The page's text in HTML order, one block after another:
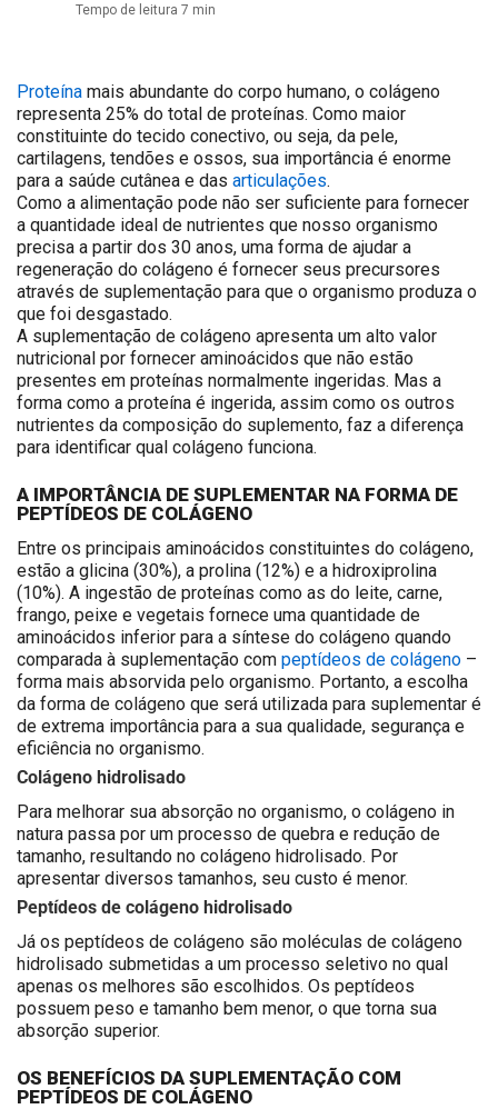
Tempo de leitura 7 min
Proteína mais abundante do corpo humano, o colágeno
representa 25% do total de proteínas. Como maior
constituinte do tecido conectivo, ou seja, da pele,
cartilagens, tendões e ossos, sua importância é enorme
para a saúde cutânea e das articulações.
Como a alimentação pode não ser suficiente para fornecer
a quantidade ideal de nutrientes que nosso organismo
precisa a partir dos 30 anos, uma forma de ajudar a
regeneração do colágeno é fornecer seus precursores
através de suplementação para que o organismo produza o
que foi desgastado.
A suplementação de colágeno apresenta um alto valor
nutricional por fornecer aminoácidos que não estão
presentes em proteínas normalmente ingeridas. Mas a
forma como a proteína é ingerida, assim como os outros
nutrientes da composição do suplemento, faz a diferença
para identificar qual colágeno funciona.
A IMPORTÂNCIA DE SUPLEMENTAR NA FORMA DE
PEPTÍDEOS DE COLÁGENO
Entre os principais aminoácidos constituintes do colágeno,
estão a glicina (30%), a prolina (12%) e a hidroxiprolina
(10%). A ingestão de proteínas como as do leite, carne,
frango, peixe e vegetais fornece uma quantidade de
aminoácidos inferior para a síntese do colágeno quando
comparada à suplementação com peptídeos de colágeno –
forma mais absorvida pelo organismo. Portanto, a escolha
da forma de colágeno que será utilizada para suplementar é
de extrema importância para a sua qualidade, segurança e
eficiência no organismo.
Colágeno hidrolisado
Para melhorar sua absorção no organismo, o colágeno in
natura passa por um processo de quebra e redução de
tamanho, resultando no colágeno hidrolisado. Por
apresentar diversos tamanhos, seu custo é menor.
Peptídeos de colágeno hidrolisado
Já os peptídeos de colágeno são moléculas de colágeno
hidrolisado submetidas a um processo seletivo no qual
apenas os melhores são escolhidos. Os peptídeos
possuem peso e tamanho bem menor, o que torna sua
absorção superior.
OS BENEFÍCIOS DA SUPLEMENTAÇÃO COM
PEPTÍDEOS DE COLÁGENO